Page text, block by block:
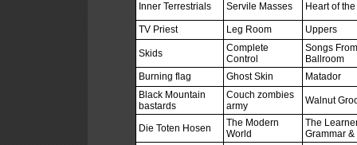
Inner Terrestrials
Servile Masses Heart of
TV Priest Leg Room Uppers
Skids
Complete
Control
Songs
Ballroom
Burning flag
Ghost Skin
Matador
Black Mountain
bastards
Couch zombies
army
Walnut
Die Toten Hosen
The Modern
World
The
Grammar